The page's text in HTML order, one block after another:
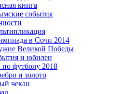
книга
события
в Сочи 2014
Великой Победы
и юбилеи
футболу 2018
и золото
чекан